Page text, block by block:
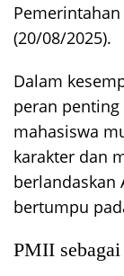
Pemerintahan
(20/08/2025).
Dalam
peran penting
mahasiswa
karakter dan
berlandaskan
bertumpu
PMII